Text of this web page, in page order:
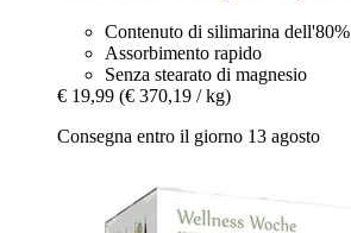
Contenuto di silimarina dell'80%
Assorbimento rapido
Senza stearato di magnesio
€ 19,99 (€ 370,19 / kg)
Consegna entro il giorno 13 agosto